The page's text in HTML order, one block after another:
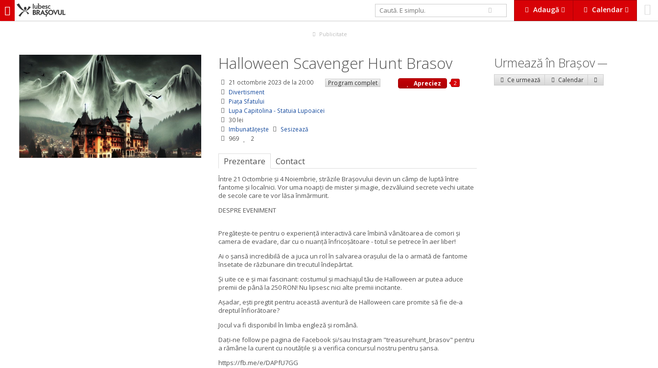
Adaugă Calendar
iubescbraşovul.ro
Publicitate
Halloween Scavenger Hunt Brasov
21 octombrie 2023 de la 20:00
Program complet
Divertisment
Piaţa Sfatului
Lupa Capitolina - Statuia Lupoaicei
30 lei
Imbunatățește
Sesizează
969
2
Apreciez 2
Prezentare Contact
Între 21 Octombrie și 4 Noiembrie, străzile Brașovului devin un câmp de luptă între
fantome și localnici. Vor uma noapți de mister și magie, dezvăluind secrete vechi uitate
de secole care te vor lăsa înmărmurit.
DESPRE EVENIMENT
Pregătește-te pentru o experiență interactivă care îmbină vânătoarea de comori și
camera de evadare, dar cu o nuanță înfricoșătoare - totul se petrece în aer liber!
Ai o șansă incredibilă de a juca un rol în salvarea orașului de la o armată de fantome
însetate de răzbunare din trecutul îndepărtat.
Și uite ce e și mai fascinant: costumul și machiajul tău de Halloween ar putea aduce
premii de până la 250 RON! Nu lipsesc nici alte premii incitante.
Așadar, ești pregtit pentru această aventură de Halloween care promite să fie de-a
dreptul înfiorătoare?
Jocul va fi disponibil în limba engleză și română.
Dați-ne follow pe pagina de Facebook și/sau Instagram "treasurehunt_brasov" pentru
a rămâne la curent cu noutățile și a verifica concursul nostru pentru șansa.
https://fb.me/e/DAPfU7GG
Urmează în Braşov
Ce urmează Calendar